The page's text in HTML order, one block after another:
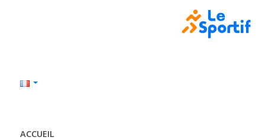
ACCUEIL